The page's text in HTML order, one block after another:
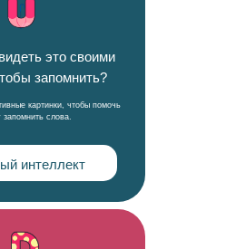
интеллект
картинки, чтобы помочь
запомнить слова.
это своими
запомнить?